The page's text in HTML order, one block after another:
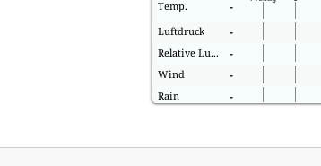
Temp.
-
Luftdruck
-
Relative Luftfeuchtigkeit
-
Wind
-
Rain
-